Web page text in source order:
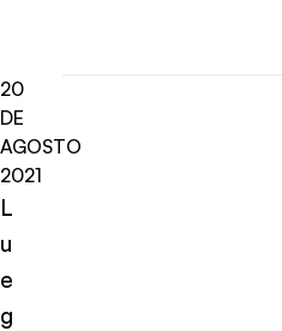
20
DE
AGOSTO
2021
L
u
e
g